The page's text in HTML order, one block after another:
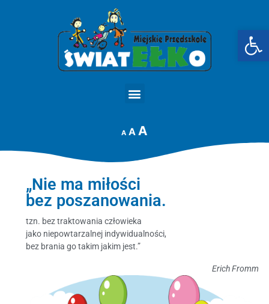
A A A
„Nie ma miłości
bez poszanowania.
tzn. bez traktowania człowieka
jako niepowtarzalnej indywidualności,
bez brania go takim jakim jest.”
Erich Fromm